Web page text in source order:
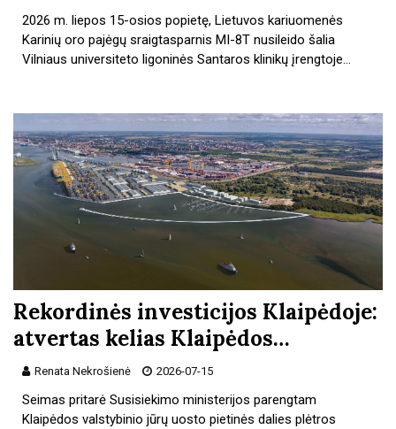
2026 m. liepos 15-osios popietę, Lietuvos kariuomenės
Karinių oro pajėgų sraigtasparnis MI-8T nusileido šalia
Vilniaus universiteto ligoninės Santaros klinikų įrengtoje…
Rekordinės investicijos Klaipėdoje:
atvertas kelias Klaipėdos…
Renata Nekrošienė 2026-07-15
Seimas pritarė Susisiekimo ministerijos parengtam
Klaipėdos valstybinio jūrų uosto pietinės dalies plėtros